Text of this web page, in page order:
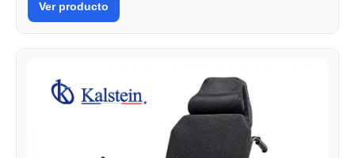
Ver producto